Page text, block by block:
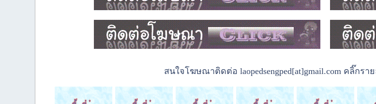
สนใจโฆษณาติดต่อ laopedsengped[at]gmail.com คลิ๊กร